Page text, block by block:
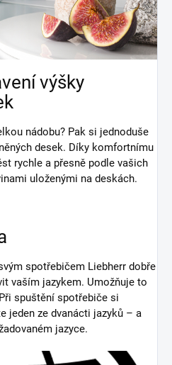
výšky
nádobu? Pak si jednoduše
desek. Díky komfortnímu
rychle a přesně podle vašich
uloženými na deskách.
spotřebičem Liebherr dobře
vaším jazykem. Umožňuje to
spuštění spotřebiče si
jeden ze dvanácti jazyků – a
jazyce.